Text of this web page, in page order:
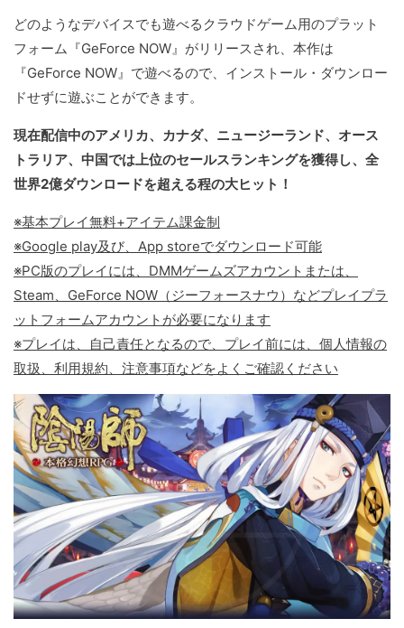
どのようなデバイスでも遊べるクラウドゲーム用のプラット
フォーム『GeForce NOW』がリリースされ、本作は
『GeForce NOW』で遊べるので、インストール・ダウンロー
ドせずに遊ぶことができます。
現在配信中のアメリカ、カナダ、ニュージーランド、オース
トラリア、中国では上位のセールスランキングを獲得し、全
世界2億ダウンロードを超える程の大ヒット！
※基本プレイ無料+アイテム課金制
※Google play及び、App storeでダウンロード可能
※PC版のプレイには、DMMゲームズアカウントまたは、
Steam、GeForce NOW（ジーフォースナウ）などプレイプラ
ットフォームアカウントが必要になります
※プレイは、自己責任となるので、プレイ前には、個人情報の
取扱、利用規約、注意事項などをよくご確認ください